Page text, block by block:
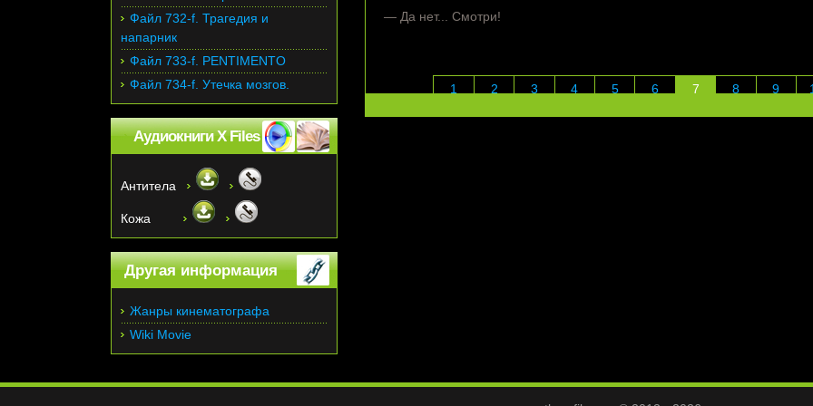
— Да нет... Смотри!
1 2 3 4 5 6 7 8 9
Файл 732-f. Трагедия и
напарник
Файл 733-f. PENTIMENTO
Файл 734-f. Утечка мозгов.
Аудиокниги X Files
Антитела
Кожа
Другая информация
Жанры кинематографа
Wiki Movie